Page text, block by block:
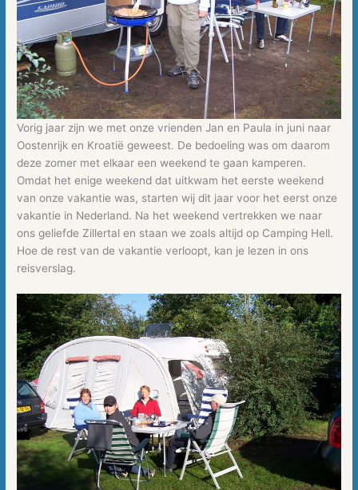
Vorig jaar zijn we met onze vrienden Jan en Paula in juni naar
Oostenrijk en Kroatië geweest. De bedoeling was om daarom
deze zomer met elkaar een weekend te gaan kamperen.
Omdat het enige weekend dat uitkwam het eerste weekend
van onze vakantie was, starten wij dit jaar voor het eerst onze
vakantie in Nederland. Na het weekend vertrekken we naar
ons geliefde Zillertal en staan we zoals altijd op Camping Hell.
Hoe de rest van de vakantie verloopt, kan je lezen in ons
reisverslag.